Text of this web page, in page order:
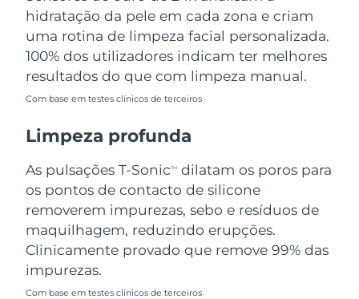
hidratação da pele em cada zona e criam
uma rotina de limpeza facial personalizada.
100% dos utilizadores indicam ter melhores
resultados do que com limpeza manual.
Com base em testes clínicos de terceiros
Limpeza profunda
As pulsações T-SonicTM
dilatam os poros para
os pontos de contacto de silicone
removerem impurezas, sebo e resíduos de
maquilhagem, reduzindo erupções.
Clinicamente provado que remove 99% das
impurezas.
Com base em testes clínicos de terceiros
Omã Entrega prevista11/08/2026
Filipinas Entrega prevista 11/08/2026
Entrega prevista
Portugal
Porto Rico Entrega prevista
Catar
Reunião Entrega prevista13/08/2026
Romênia